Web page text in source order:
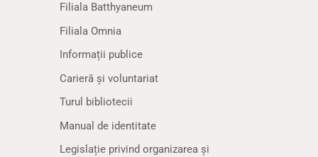
Filiala Batthyaneum
Filiala Omnia
Informații publice
Carieră și voluntariat
Turul bibliotecii
Manual de identitate
Legislație privind organizarea și